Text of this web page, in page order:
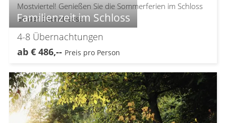
Familienzeit im Schloss
Mostviertel! Genießen Sie die Sommerferien im Schloss
an der Eisenstrasse.
4-8 Übernachtungen
ab€ 486,-- Preis pro Person